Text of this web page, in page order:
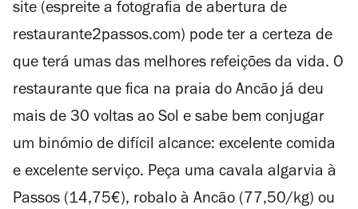
site (espreite a fotografia de abertura de
restaurante2passos.com) pode ter a certeza de
que terá umas das melhores refeições da vida. O
restaurante que fica na praia do Ancão já deu
mais de 30 voltas ao Sol e sabe bem conjugar
um binómio de difícil alcance: excelente comida
e excelente serviço. Peça uma cavala algarvia à
Passos (14,75€), robalo à Ancão (77,50/kg) ou